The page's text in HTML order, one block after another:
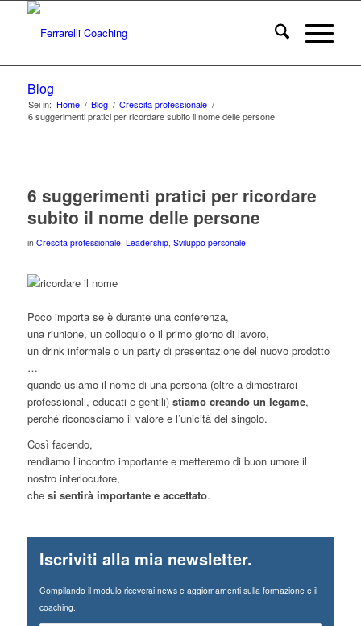
Blog
Sei in: Home / Blog / Crescita professionale /
6 suggerimenti pratici per ricordare subito il nome delle persone
6 suggerimenti pratici per ricordare
subito il nome delle persone
in Crescita professionale, Leadership, Sviluppo personale
Poco importa se è durante una conferenza,
una riunione, un colloquio o il primo giorno di lavoro,
un drink informale o un party di presentazione del nuovo prodotto
…
quando usiamo il nome di una persona (oltre a dimostrarci
professionali, educati e gentili) stiamo creando un legame,
perché riconosciamo il valore e l’unicità del singolo.
Così facendo,
rendiamo l’incontro importante e metteremo di buon umore il
nostro interlocutore,
che si sentirà importante e accettato.
Iscriviti alla mia newsletter.
Compilando il modulo riceverai news e aggiornamenti sulla formazione e il
coaching.